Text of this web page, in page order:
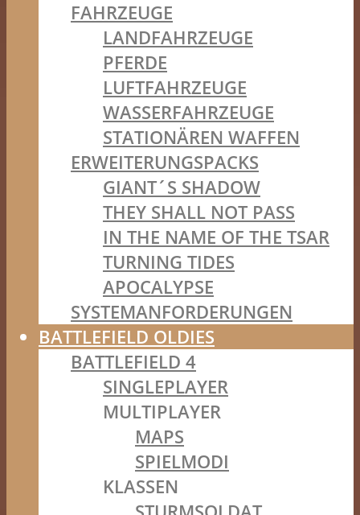
FAHRZEUGE
LANDFAHRZEUGE
PFERDE
LUFTFAHRZEUGE
WASSERFAHRZEUGE
STATIONÄREN WAFFEN
ERWEITERUNGSPACKS
GIANT´S SHADOW
THEY SHALL NOT PASS
IN THE NAME OF THE TSAR
TURNING TIDES
APOCALYPSE
SYSTEMANFORDERUNGEN
BATTLEFIELD OLDIES
BATTLEFIELD 4
SINGLEPLAYER
MULTIPLAYER
MAPS
SPIELMODI
KLASSEN